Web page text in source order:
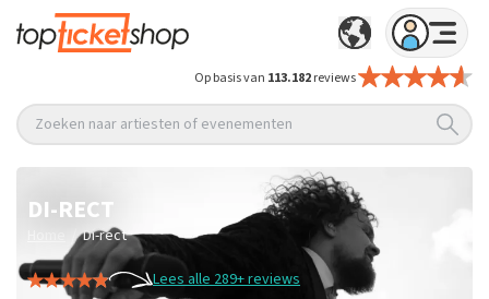
Op basis van 113.182reviews
Zoeken naar artiesten of evenementen
DI-RECT
/ Di-rect
Lees alle 289+ reviews